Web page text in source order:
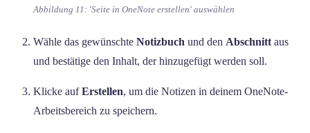
Abbildung 11: 'Seite in OneNote erstellen' auswählen
Wähle das gewünschte Notizbuch und den Abschnitt aus
und bestätige den Inhalt, der hinzugefügt werden soll.
Klicke aufErstellen, um die Notizen in deinem OneNote-
Arbeitsbereich zu speichern.